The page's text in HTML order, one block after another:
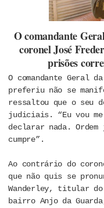
O comandante
coronel José
prisões
O comandante Geral
preferiu não se
ressaltou que o seu
judiciais. “Eu vou
declarar nada.
cumpre”.
Ao contrário do
que não quis se
Wanderley, titular
bairro Anjo da